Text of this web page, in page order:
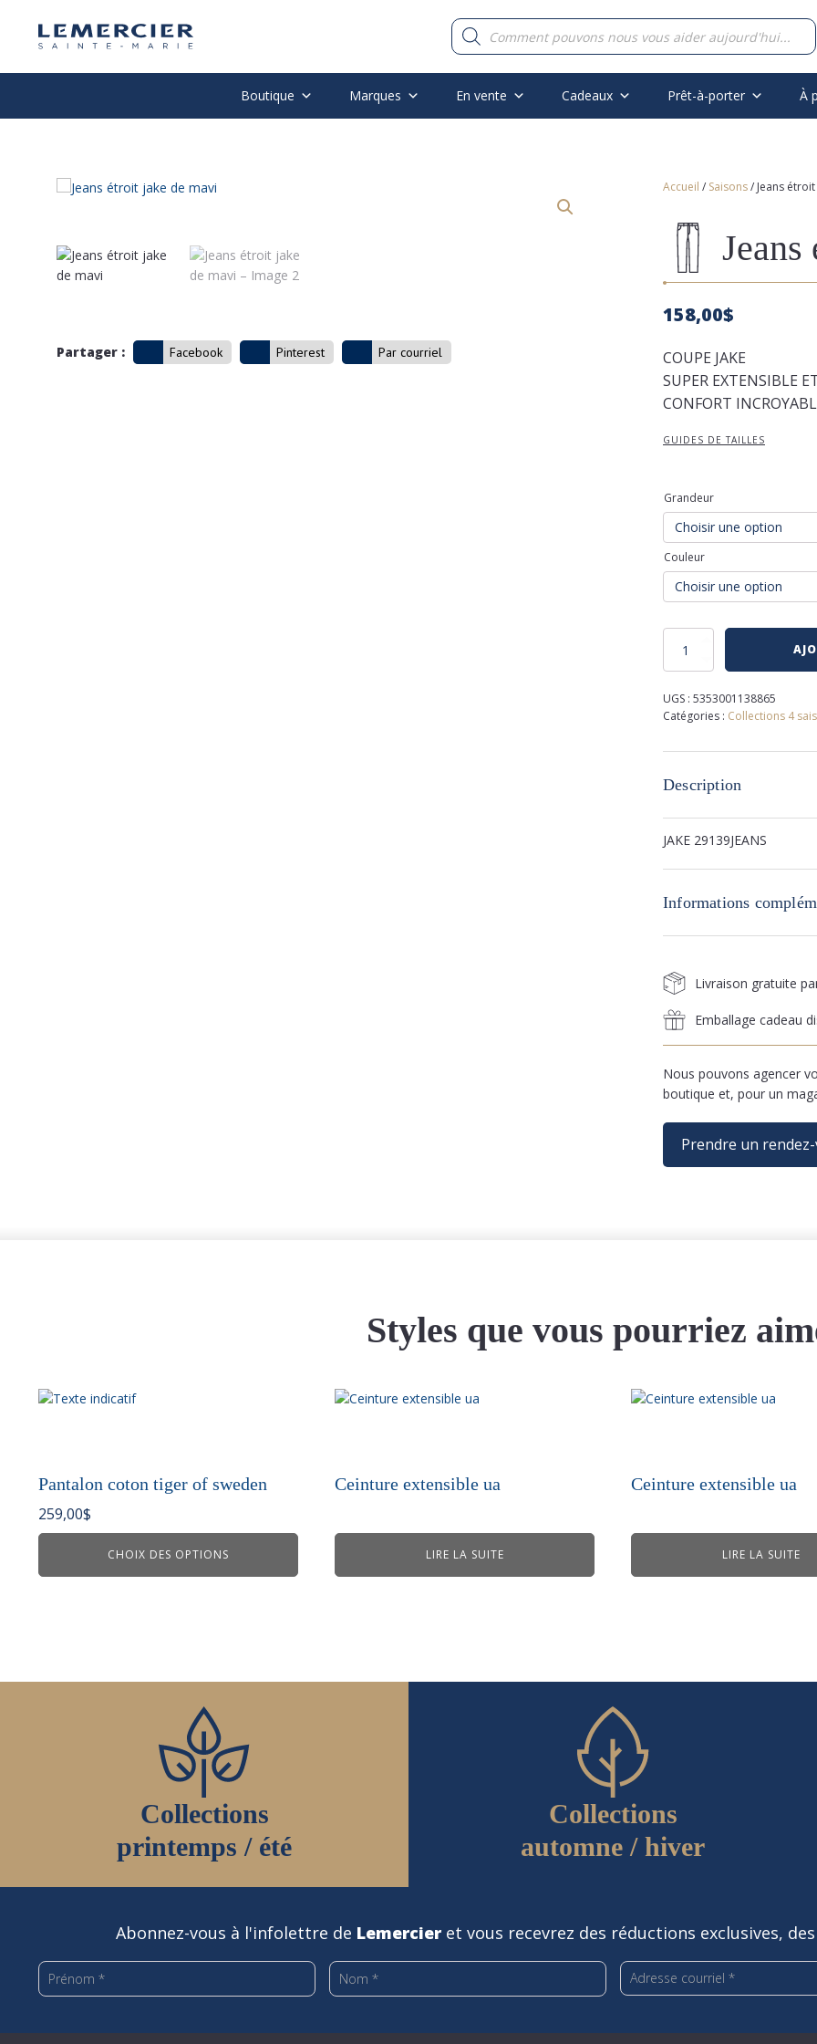
Recherche
de
produits
Boutique Marques En vente Cadeaux Prêt-à-porter À
Partager : Facebook Pinterest Par courriel
Accueil / Saisons/ Jeans
158,00$
COUPE JAKE
SUPER EXTENSIBLE
CONFORT
GUIDES DE TAILLES
Grandeur
Couleur
quantité
étroit
jake
mavi
UGS : 5353001138865
Catégories : Collections 4
Description
JAKE 29139JEANS
Informations
Livraison gratuite
Emballage cadeau
Nous pouvons agencer
boutique et, pour un
Prendre un
Styles que vous pourriez
Pantalon coton tiger of sweden
259,00$
CHOIX DES OPTIONS
Ce
variations.
options
peuvent
choisies
produit
Ceinture extensible ua
LIRE LA SUITE
Ceinture extensible ua
LIRE LA SUITE
Collections
printemps / été
Collections
automne / hiver
Abonnez-vous à l'infolettre de Lemercieret vous recevrez des réductions exclusives,